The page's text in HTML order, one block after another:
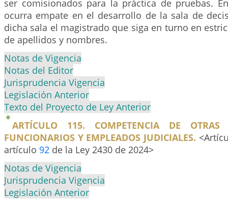
ser comisionados para la práctica de pruebas.
ocurra empate en el desarrollo de la sala de
dicha sala el magistrado que siga en turno en
de apellidos y nombres.
Notas de Vigencia
Notas del Editor
Jurisprudencia Vigencia
Legislación Anterior
Texto del Proyecto de Ley Anterior
ARTÍCULO 115. COMPETENCIA DE OTRAS
FUNCIONARIOS Y EMPLEADOS JUDICIALES.
artículo 92 de la Ley 2430 de 2024>
Notas de Vigencia
Jurisprudencia Vigencia
Legislación Anterior